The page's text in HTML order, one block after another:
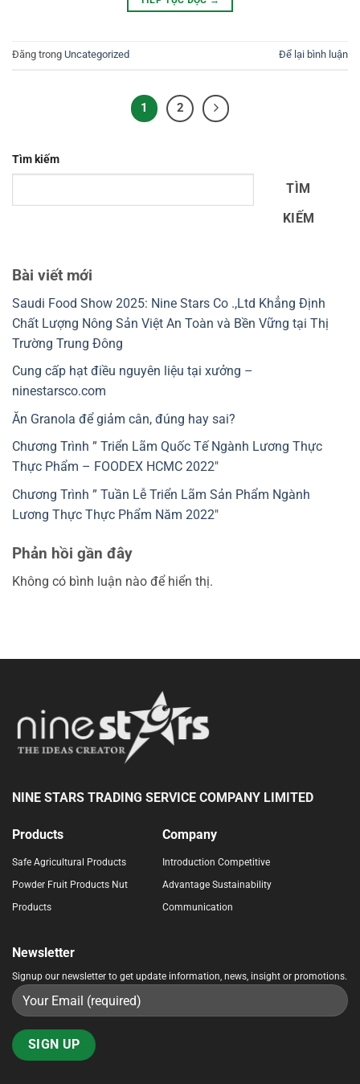
Đăng trong Uncategorized Để lại bình luận
1 2
Tìm kiếm
TÌM
KIẾM
Bài viết mới
Saudi Food Show 2025: Nine Stars Co .,Ltd Khẳng Định
Chất Lượng Nông Sản Việt An Toàn và Bền Vững tại Thị
Trường Trung Đông
Cung cấp hạt điều nguyên liệu tại xưởng –
ninestarsco.com
Ăn Granola để giảm cân, đúng hay sai?
Chương Trình ” Triển Lãm Quốc Tế Ngành Lương Thực
Thực Phẩm – FOODEX HCMC 2022″
Chương Trình ” Tuần Lễ Triển Lãm Sản Phẩm Ngành
Lương Thực Thực Phẩm Năm 2022″
Phản hồi gần đây
Không có bình luận nào để hiển thị.
NINE STARS TRADING SERVICE COMPANY LIMITED
Products
Safe Agricultural Products
Powder Fruit Products Nut
Products
Company
Introduction Competitive
Advantage Sustainability
Communication
Newsletter
Signup our newsletter to get update information, news, insight or promotions.